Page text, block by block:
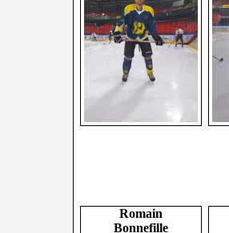
Romain
Bonnefille